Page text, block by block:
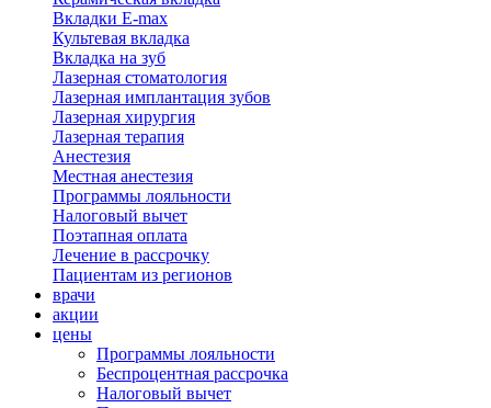
Вкладки E-max
Культевая вкладка
Вкладка на зуб
Лазерная стоматология
Лазерная имплантация зубов
Лазерная хирургия
Лазерная терапия
Анестезия
Местная анестезия
Программы лояльности
Налоговый вычет
Поэтапная оплата
Лечение в рассрочку
Пациентам из регионов
врачи
акции
цены
Программы лояльности
Беспроцентная рассрочка
Налоговый вычет